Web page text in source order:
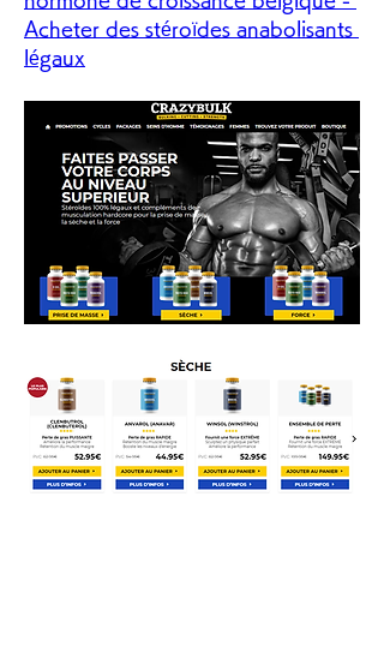
Acheter des stéroïdes anabolisants
légaux